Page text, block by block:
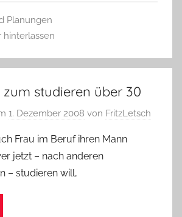
Planungen
hinterlassen
studieren über 30
1. Dezember 2008 von FritzLetsch
Frau im Beruf ihren Mann
jetzt – nach anderen
– studieren will,